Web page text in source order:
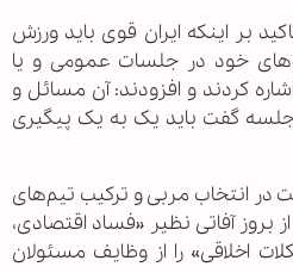
بر اینکه ایران قوی باید ورزش
خود در جلسات عمومی و یا
کردند و افزودند: آن مسائل و
جلسه گفت باید یک به یک پیگیری
در انتخاب مربی و ترکیب تیم‌های
بروز آفاتی نظیر «فساد اقتصادی،
اخلاقی» را از وظایف مسئولان